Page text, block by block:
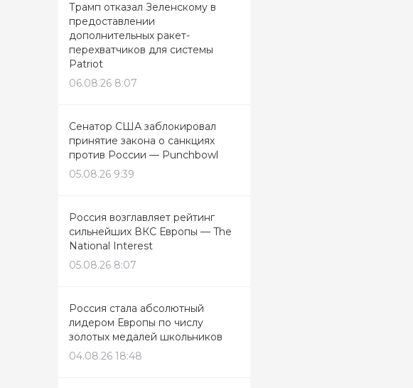
Трамп отказал Зеленскому в
предоставлении
дополнительных ракет-
перехватчиков для системы
Patriot
06.08.26 8:07
Сенатор США заблокировал
принятие закона о санкциях
против России — Punchbowl
05.08.26 9:39
Россия возглавляет рейтинг
сильнейших ВКС Европы — The
National Interest
05.08.26 8:07
Россия стала абсолютный
лидером Европы по числу
золотых медалей школьников
04.08.26 18:48